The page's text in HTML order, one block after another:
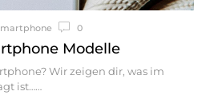
0
Modelle
Wir zeigen dir, was im
ist…